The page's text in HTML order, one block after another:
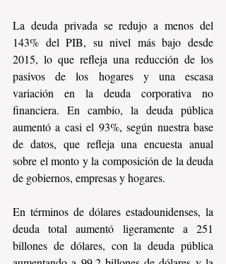
La deuda privada se redujo a menos del
143% del PIB, su nivel más bajo desde
2015, lo que refleja una reducción de los
pasivos de los hogares y una escasa
variación en la deuda corporativa no
financiera. En cambio, la deuda pública
aumentó a casi el 93%, según nuestra base
de datos, que refleja una encuesta anual
sobre el monto y la composición de la deuda
de gobiernos, empresas y hogares.
En términos de dólares estadounidenses, la
deuda total aumentó ligeramente a 251
billones de dólares, con la deuda pública